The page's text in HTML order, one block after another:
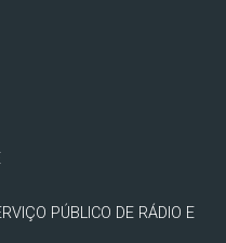
PÚBLICO DE RÁDIO E